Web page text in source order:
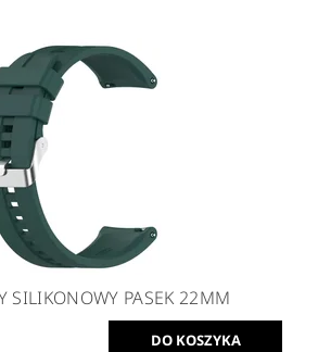
SILIKONOWY PASEK 22MM